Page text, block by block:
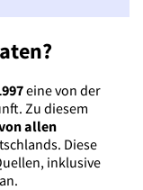
eine von der
Zu diesem
allen
Diese
inklusive